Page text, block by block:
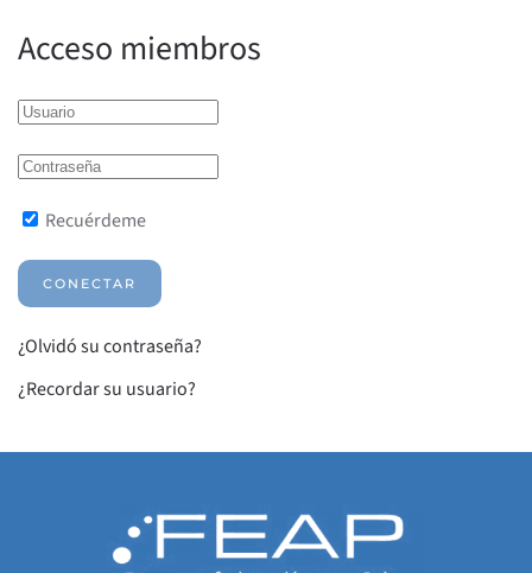
Acceso miembros
Recuérdeme
CONECTAR
¿Olvidó su contraseña?
¿Recordar su usuario?